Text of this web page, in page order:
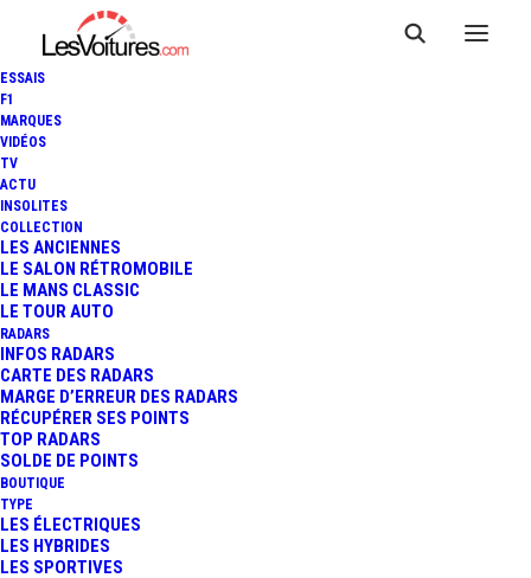
ESSAIS
F1
MARQUES
VIDÉOS
TV
ACTU
INSOLITES
COLLECTION
LES ANCIENNES
LE SALON RÉTROMOBILE
LE MANS CLASSIC
LE TOUR AUTO
RADARS
INFOS RADARS
CARTE DES RADARS
MARGE D’ERREUR DES RADARS
RÉCUPÉRER SES POINTS
TOP RADARS
SOLDE DE POINTS
BOUTIQUE
TYPE
LES ÉLECTRIQUES
LES HYBRIDES
LES SPORTIVES
SÉCURITÉ ROUTIÈRE : TESTS
DE LIMITATIONS DE VITESSE
À 80 KM/H EN 2015 !
1 Minutes |